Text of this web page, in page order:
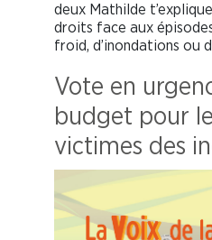
deux Mathilde
droits face aux
froid, d’inondations ou
Vote en
budget pour
victimes des